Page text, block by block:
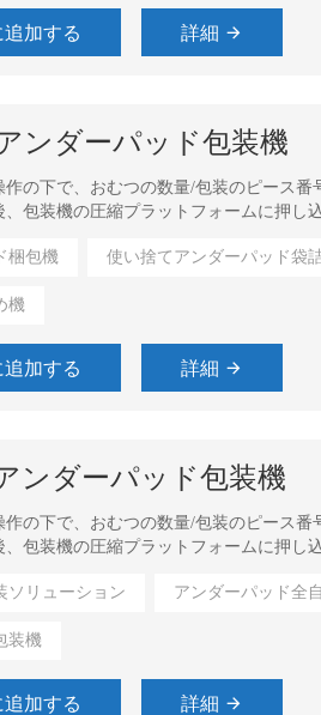
加する 詳細
ンダーパッド包装機
の下で、おむつの数量/包装のピース
包装機の圧縮プラットフォームに押し
梱包機
使い捨てアンダーパッド袋
機
加する 詳細
ンダーパッド包装機
の下で、おむつの数量/包装のピース
包装機の圧縮プラットフォームに押し
ソリューション
アンダーパッド全
装機
加する 詳細